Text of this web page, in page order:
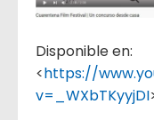
Disponible en:
<https://
v=_WXbTKyyjDI